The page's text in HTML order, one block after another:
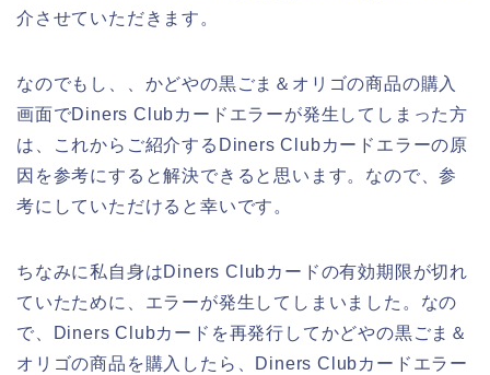
介させていただきます。
なのでもし、、かどやの黒ごま＆オリゴの商品の購入
画面でDiners Clubカードエラーが発生してしまった方
は、これからご紹介するDiners Clubカードエラーの原
因を参考にすると解決できると思います。なので、参
考にしていただけると幸いです。
ちなみに私自身はDiners Clubカードの有効期限が切れ
ていたために、エラーが発生してしまいました。なの
で、Diners Clubカードを再発行してかどやの黒ごま＆
オリゴの商品を購入したら、Diners Clubカードエラー